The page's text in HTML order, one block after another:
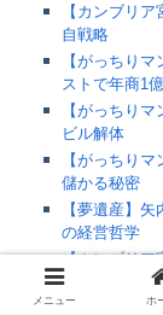
【カンブリ
自戦略
【がっちり
ストで年商1億
【がっちり
ビル解体
【がっちり
儲かる秘密
【夢遺産】
の経営哲学
【カンブリア
の秘密」
【がっちりマ
メニュー ホ